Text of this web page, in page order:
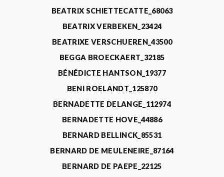
BEATRIX SCHIETTECATTE_68063
BEATRIX VERBEKEN_23424
BEATRIXE VERSCHUEREN_43500
BEGGA BROECKAERT_32185
BÉNÉDICTE HANTSON_19377
BENI ROELANDT_125870
BERNADETTE DELANGE_112974
BERNADETTE HOVE_44886
BERNARD BELLINCK_85531
BERNARD DE MEULENEIRE_87164
BERNARD DE PAEPE_22125